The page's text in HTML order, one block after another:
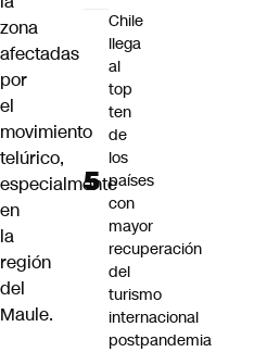
zona
afectadas
por
el
movimiento
telúrico,
especialmente
en
la
región
del
Maule.
Chile
llega
al
top
ten
de
los
países
con
mayor
recuperación
del
turismo
internacional
postpandemia